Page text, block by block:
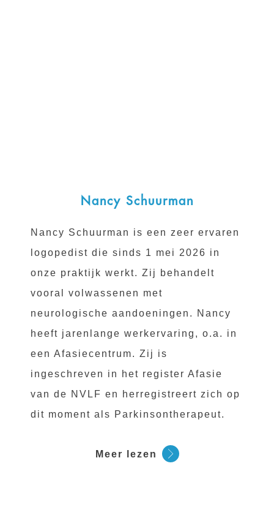
Nancy Schuurman
Nancy Schuurman is een zeer ervaren
logopedist die sinds 1 mei 2026 in
onze praktijk werkt. Zij behandelt
vooral volwassenen met
neurologische aandoeningen. Nancy
heeft jarenlange werkervaring, o.a. in
een Afasiecentrum. Zij is
ingeschreven in het register Afasie
van de NVLF en herregistreert zich op
dit moment als Parkinsontherapeut.
Meer lezen